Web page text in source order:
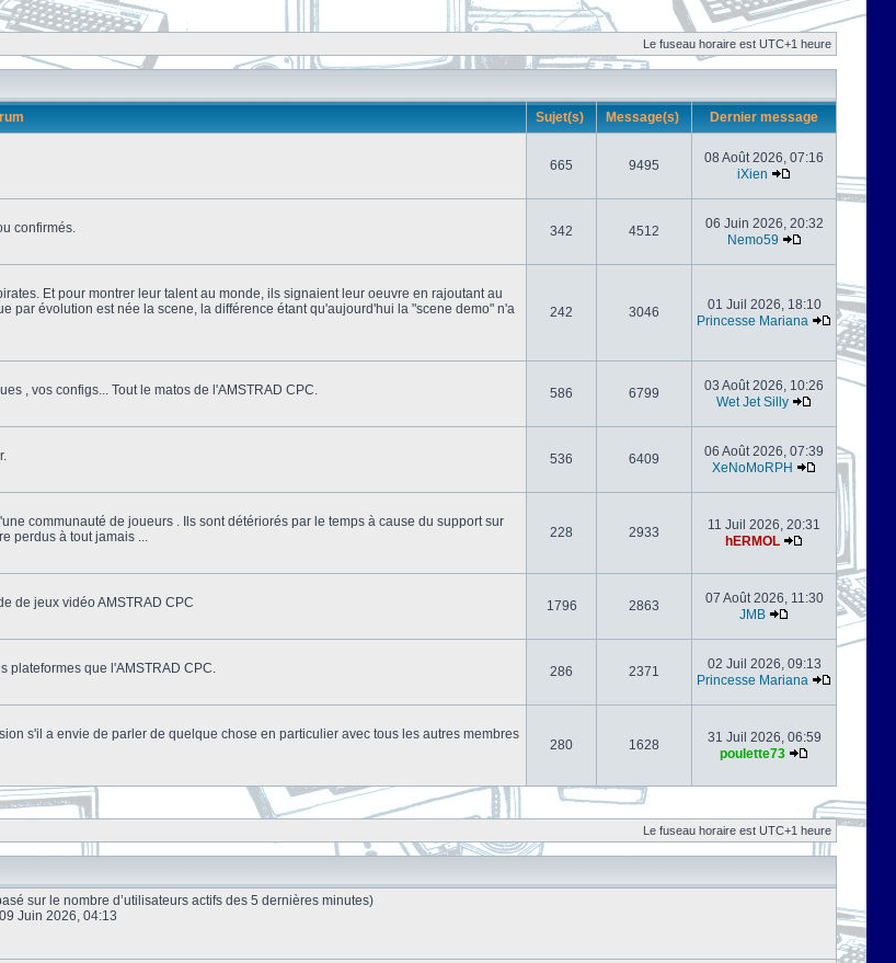
Le fuseau horaire est UTC+1 heure
Sujet(s) Message(s) Dernier message
665 9495
08 Août 2026, 07:16
iXien
confirmés.
342 4512
06 Juin 2026, 20:32
Nemo59
Et pour montrer leur talent au monde, ils signaient leur oeuvre en rajoutant au
par évolution est née la scene, la différence étant qu'aujourd'hui la "scene demo" n'a
242 3046
01 Juil 2026, 18:10
Princesse Mariana
, vos configs... Tout le matos de l'AMSTRAD CPC.
586 6799
03 Août 2026, 10:26
Wet Jet Silly
536 6409
06 Août 2026, 07:39
XeNoMoRPH
communauté de joueurs . Ils sont détériorés par le temps à cause du support sur
perdus à tout jamais ...
228 2933
11 Juil 2026, 20:31
hERMOL
de jeux vidéo AMSTRAD CPC
1796 2863
07 Août 2026, 11:30
JMB
plateformes que l'AMSTRAD CPC.
286 2371
02 Juil 2026, 09:13
Princesse Mariana
s'il a envie de parler de quelque chose en particulier avec tous les autres membres
280 1628
31 Juil 2026, 06:59
poulette73
Le fuseau horaire est UTC+1 heure
sur le nombre d’utilisateurs actifs des 5 dernières minutes)
Juin 2026, 04:13